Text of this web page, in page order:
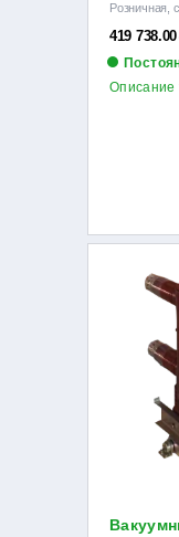
Розничная,
419 738.00
Описание